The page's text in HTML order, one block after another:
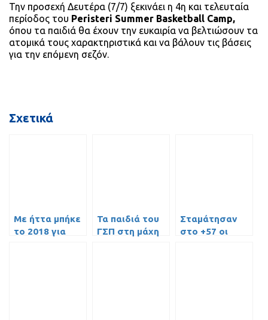
Την προσεχή Δευτέρα (7/7) ξεκινάει η 4η και τελευταία
περίοδος του Peristeri Summer Basketball Camp,
όπου τα παιδιά θα έχουν την ευκαιρία να βελτιώσουν τα
ατομικά τους χαρακτηριστικά και να βάλουν τις βάσεις
για την επόμενη σεζόν.
Σχετικά
Με ήττα μπήκε
το 2018 για
Τα παιδιά του
ΓΣΠ στη μάχη
Σταμάτησαν
στο +57 οι